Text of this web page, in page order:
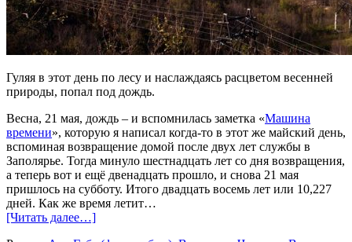
Гуляя в этот день по лесу и наслаждаясь расцветом весенней
природы, попал под дождь.
Весна, 21 мая, дождь – и вспомнилась заметка «Машина
времени», которую я написал когда-то в этот же майский день,
вспоминая возвращение домой после двух лет службы в
Заполярье. Тогда минуло шестнадцать лет со дня возвращения,
а теперь вот и ещё двенадцать прошло, и снова 21 мая
пришлось на субботу. Итого двадцать восемь лет или 10,227
дней. Как же время летит…
[Читать далее…]